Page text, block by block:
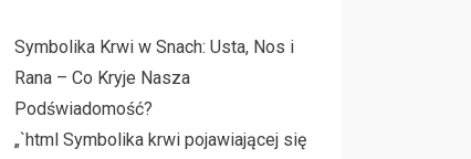
Symbolika Krwi w Snach: Usta, Nos i
Rana – Co Kryje Nasza
Podświadomość?
„`html Symbolika krwi pojawiającej się